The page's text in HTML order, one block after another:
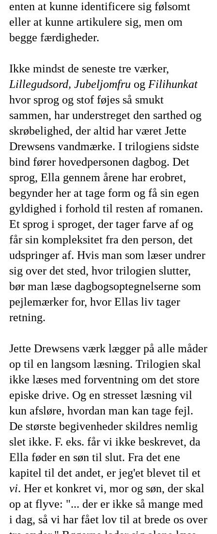
enten at kunne identificere sig følsomt
eller at kunne artikulere sig, men om
begge færdigheder.
Ikke mindst de seneste tre værker,
Lillegudsord, Jubeljomfru og Filihunkat
hvor sprog og stof føjes så smukt
sammen, har understreget den sarthed og
skrøbelighed, der altid har været Jette
Drewsens vandmærke. I trilogiens sidste
bind fører hovedpersonen dagbog. Det
sprog, Ella gennem årene har erobret,
begynder her at tage form og få sin egen
gyldighed i forhold til resten af romanen.
Et sprog i sproget, der tager farve af og
får sin kompleksitet fra den person, det
udspringer af. Hvis man som læser undrer
sig over det sted, hvor trilogien slutter,
bør man læse dagbogsoptegnelserne som
pejlemærker for, hvor Ellas liv tager
retning.
Jette Drewsens værk lægger på alle måder
op til en langsom læsning. Trilogien skal
ikke læses med forventning om det store
episke drive. Og en stresset læsning vil
kun afsløre, hvordan man kan tage fejl.
De største begivenheder skildres nemlig
slet ikke. F. eks. får vi ikke beskrevet, da
Ella føder en søn til slut. Fra det ene
kapitel til det andet, er jeg'et blevet til et
vi. Her et konkret vi, mor og søn, der skal
op at flyve: "... der er ikke så mange med
i dag, så vi har fået lov til at brede os over